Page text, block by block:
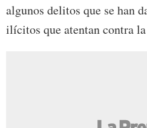
algunos delitos que se han
ilícitos que atentan contra